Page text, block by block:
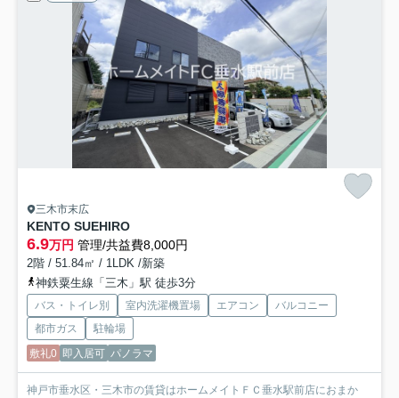
三木市末広
KENTO SUEHIRO
6.9万円 管理/共益費8,000円
2階 / 51.84㎡ / 1LDK /新築
神鉄粟生線「三木」駅 徒歩3分
バス・トイレ別 室内洗濯機置場 エアコン
バルコニー
都市ガス
駐輪場
敷礼0 即入居可 パノラマ
神戸市垂水区・三木市の賃貸はホームメイトＦＣ垂水駅前店におまか